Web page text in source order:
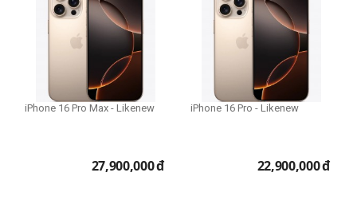
Ổ cứng SSD
512GB
iPhone 16 Pro Max - Likenew
27,900,000đ
iPhone 16 Pro - Likenew
22,900,000đ